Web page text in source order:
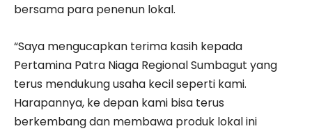
bersama para penenun lokal.
“Saya mengucapkan terima kasih kepada
Pertamina Patra Niaga Regional Sumbagut yang
terus mendukung usaha kecil seperti kami.
Harapannya, ke depan kami bisa terus
berkembang dan membawa produk lokal ini